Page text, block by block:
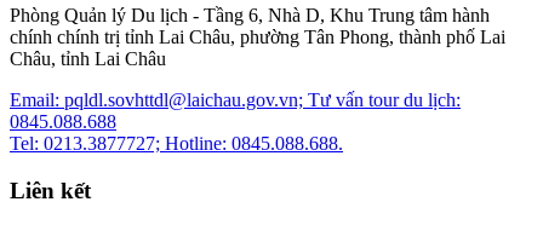
Phòng Quản lý Du lịch - Tầng 6, Nhà D, Khu Trung tâm hành
chính chính trị tỉnh Lai Châu, phường Tân Phong, thành phố Lai
Châu, tỉnh Lai Châu
Email: pqldl.sovhttdl@laichau.gov.vn; Tư vấn tour du lịch:
0845.088.688
Tel: 0213.3877727; Hotline: 0845.088.688.
Liên kết